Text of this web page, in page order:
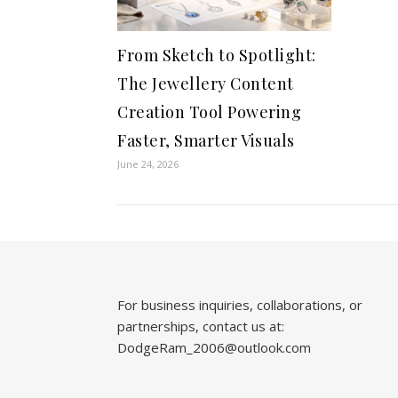
From Sketch to Spotlight:
The Jewellery Content
Creation Tool Powering
Faster, Smarter Visuals
June 24, 2026
For business inquiries, collaborations, or
partnerships, contact us at:
DodgeRam_2006@outlook.com